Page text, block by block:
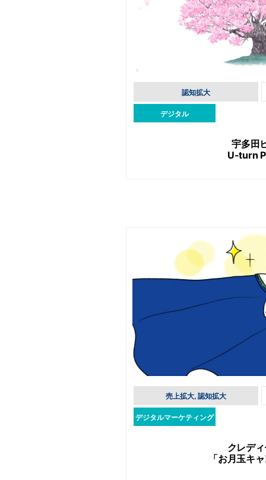
認知拡大
デジタル
宇多田
U-turn
売上拡大, 認知拡大
デジタルマーケティング
クレデ
「お月玉キ